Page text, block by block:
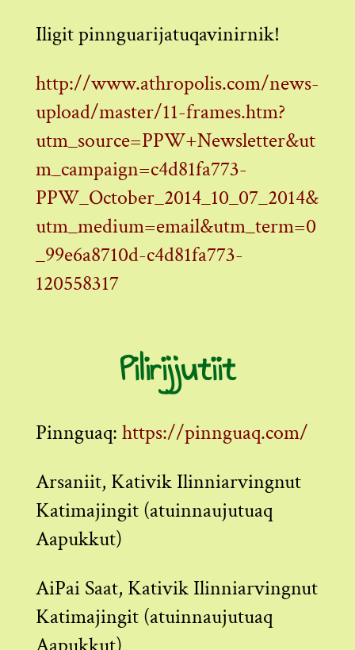
Iligit pinnguarijatuqavinirnik!
http://www.athropolis.com/news-
upload/master/11-frames.htm?
utm_source=PPW+Newsletter&ut
m_campaign=c4d81fa773-
PPW_October_2014_10_07_2014&
utm_medium=email&utm_term=0
_99e6a8710d-c4d81fa773-
120558317
Pilirijjutiit
Pinnguaq: https://pinnguaq.com/
Arsaniit, Kativik Ilinniarvingnut
Katimajingit (atuinnaujutuaq
Aapukkut)
AiPai Saat, Kativik Ilinniarvingnut
Katimajingit (atuinnaujutuaq